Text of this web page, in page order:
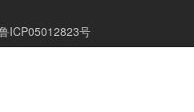
ICP05012823号